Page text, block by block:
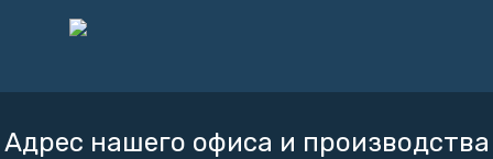
Адрес нашего офиса и производства